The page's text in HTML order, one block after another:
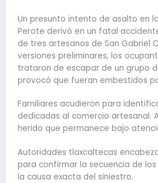
Un presunto intento de asalto en
Perote derivó en un fatal
de tres artesanos de San Gabriel
versiones preliminares, los
trataron de escapar de un grupo
provocó que fueran embestidos
Familiares acudieron para
dedicadas al comercio artesanal.
herido que permanece bajo
Autoridades tlaxcaltecas
para confirmar la secuencia de
la causa exacta del siniestro.